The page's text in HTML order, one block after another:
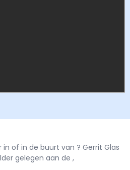
in of in de buurt van ? Gerrit Glas
gelegen aan de ,